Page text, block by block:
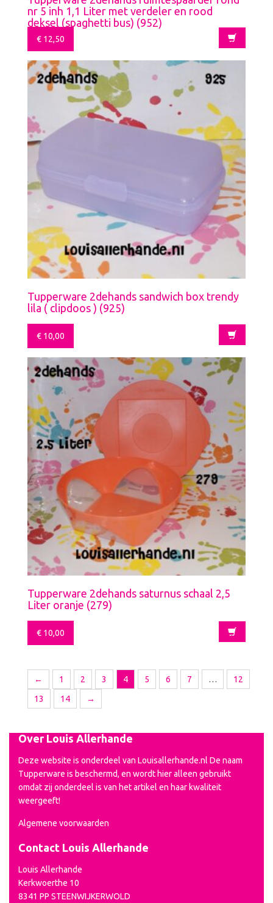
nr 5 inh 1,1 Liter met verdeler en rood
deksel (spaghetti bus) (952)
€ 12,50
Tupperware 2dehands sandwich box trendy
lila ( clipdoos ) (925)
€ 10,00
Tupperware 2dehands saturnus schaal 2,5
Liter oranje (279)
€ 10,00
← 1 2 3 4 5 6 7 …
12
13
14 →
Over Louis Allerhande
Deze website is onderdeel van Louisallerhande.nl De naam
Tupperware is beschermd, en wordt hier alleen gebruikt
omdat zij onderdeel is van het artikel en haar kwaliteit
weergeeft!
Algemene voorwaarden
Contact Louis Allerhande
Louis Allerhande
Kerkwoerthe 10
8341 PP STEENWIJKERWOLD